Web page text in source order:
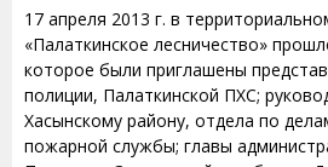
17 апреля 2013 г. в
«Палаткинское лесничество»
которое были приглашены
полиции, Палаткинской ПХС;
Хасынскому району, отдела по
пожарной службы; главы